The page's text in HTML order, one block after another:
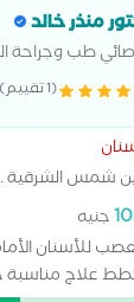
منذر خالد
طب وجراحة
(1 تقييم)
شمس الشرقية .
١١ ش عبد المحسن
اولاد محمود ...
جنيه
للأسنان
مناسبة